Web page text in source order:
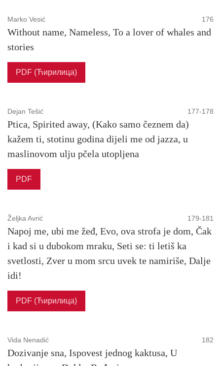
Marko Vesić 176
Without name, Nameless, To a lover of whales and
stories
PDF (Ћирилица)
Dejan Tešić 177-178
Ptica, Spirited away, (Kako samo čeznem da)
kažem ti, stotinu godina dijeli me od jazza, u
maslinovom ulju pčela utopljena
PDF
Željka Avrić 179-181
Napoj me, ubi me žeđ, Evo, ova strofa je dom, Čak
i kad si u dubokom mraku, Seti se: ti letiš ka
svetlosti, Zver u mom srcu uvek te namiriše, Dalje
idi!
PDF (Ћирилица)
Vida Nenadić 182
Dozivanje sna, Ispovest jednog kaktusa, U